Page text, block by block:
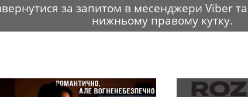
за запитом в месенджери Viber
нижньому правому кутку.